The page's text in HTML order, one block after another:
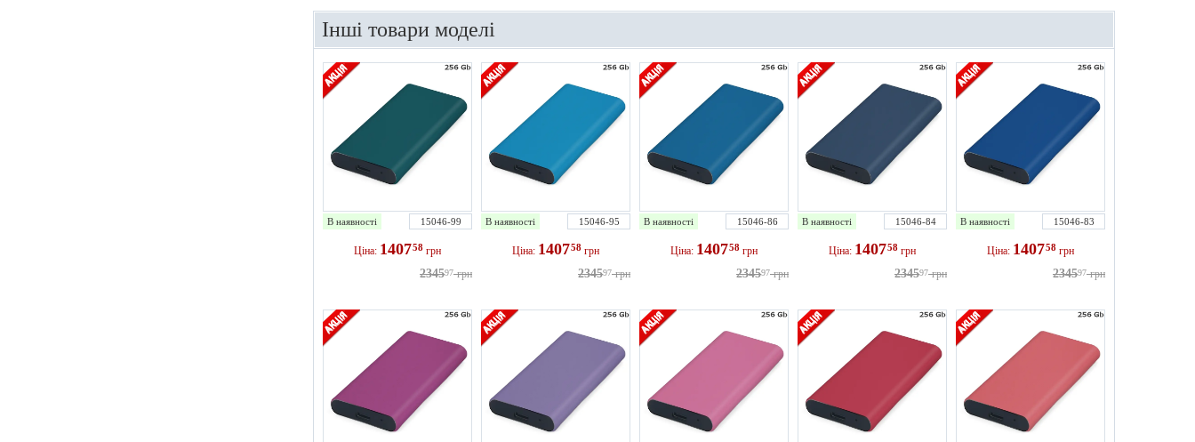
Інші товари моделі
В наявності 15046-99
Ціна: 140758 грн
234597 грн
В наявності 15046-95
Ціна: 140758 грн
234597 грн
В наявності 15046-86
Ціна: 140758 грн
234597 грн
В наявності 15046-84
Ціна: 140758 грн
234597 грн
В наявності 15046-83
Ціна: 140758 грн
234597 грн